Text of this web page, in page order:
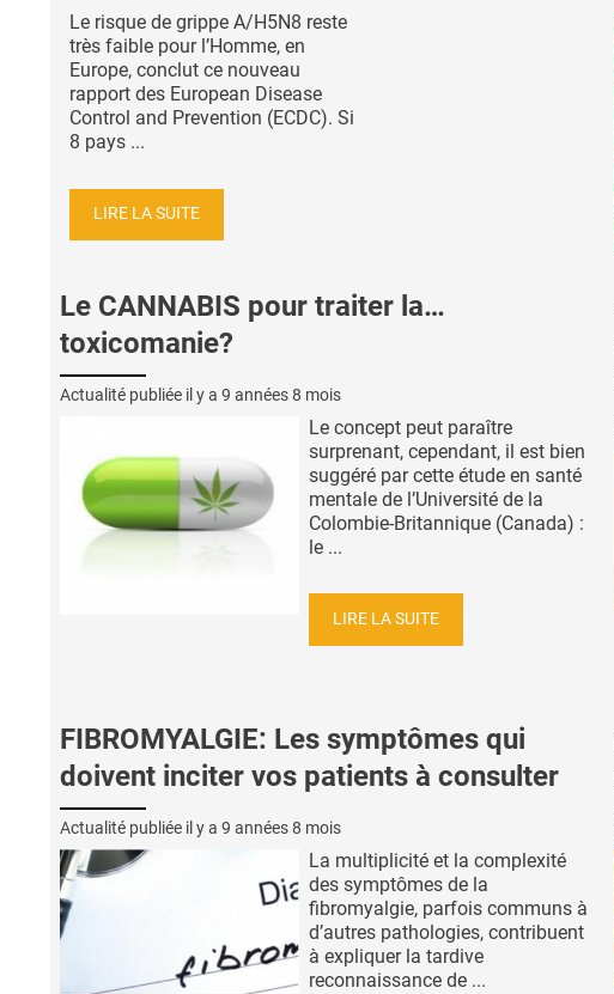
Le risque de grippe A/H5N8 reste
très faible pour l’Homme, en
Europe, conclut ce nouveau
rapport des European Disease
Control and Prevention (ECDC). Si
8 pays ...
LIRE LA SUITE
Le CANNABIS pour traiter la…
toxicomanie?
Actualité publiée il y a 9 années 8 mois
Le concept peut paraître
surprenant, cependant, il est bien
suggéré par cette étude en santé
mentale de l’Université de la
Colombie-Britannique (Canada) :
le ...
LIRE LA SUITE
FIBROMYALGIE: Les symptômes qui
doivent inciter vos patients à consulter
Actualité publiée il y a 9 années 8 mois
La multiplicité et la complexité
des symptômes de la
fibromyalgie, parfois communs à
d’autres pathologies, contribuent
à expliquer la tardive
reconnaissance de ...